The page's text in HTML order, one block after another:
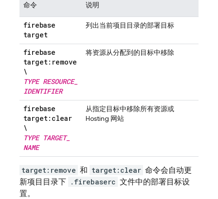
命令 说明
firebase
target
列出当前项目目录的部署目标
firebase
target:remove
\
TYPE RESOURCE_
IDENTIFIER
将资源从分配到的目标中移除
firebase
target:clear
\
TYPE TARGET_
NAME
从指定目标中移除所有资源或
Hosting 网站
target:remove 和 target:clear 命令会自动更
新项目目录下 .firebaserc 文件中的部署目标设
置。